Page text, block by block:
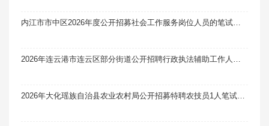
内江市市中区2026年度公开招募社会工作服务岗位人员的笔试真题题库软件题引力（8人）
2026年连云港市连云区部分街道公开招聘行政执法辅助工作人员17人笔试真题题库软件题引力
2026年大化瑶族自治县农业农村局公开招募特聘农技员1人笔试真题题库软件题引力